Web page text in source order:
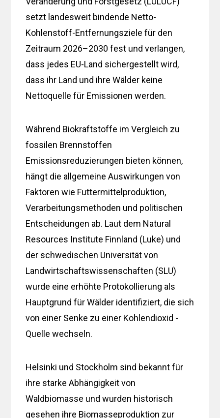
setzt landesweit bindende Netto-
Kohlenstoff-Entfernungsziele für den
Zeitraum 2026–2030 fest und verlangen,
dass jedes EU-Land sichergestellt wird,
dass ihr Land und ihre Wälder keine
Nettoquelle für Emissionen werden.
Während Biokraftstoffe im Vergleich zu
fossilen Brennstoffen
Emissionsreduzierungen bieten können,
hängt die allgemeine Auswirkungen von
Faktoren wie Futtermittelproduktion,
Verarbeitungsmethoden und politischen
Entscheidungen ab. Laut dem Natural
Resources Institute Finnland (Luke) und
der schwedischen Universität von
Landwirtschaftswissenschaften (SLU)
wurde eine erhöhte Protokollierung als
Hauptgrund für Wälder identifiziert, die sich
von einer Senke zu einer Kohlendioxid -
Quelle wechseln.
Helsinki und Stockholm sind bekannt für
ihre starke Abhängigkeit von
Waldbiomasse und wurden historisch
gesehen ihre Biomasseproduktion zur